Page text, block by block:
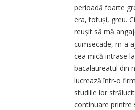
perioadă foarte
era, totuși, greu.
reușit să mă
cumsecade, m-a
cea mică intrase
bacalaureatul din
lucrează într-o
studiile lor
continuare printre